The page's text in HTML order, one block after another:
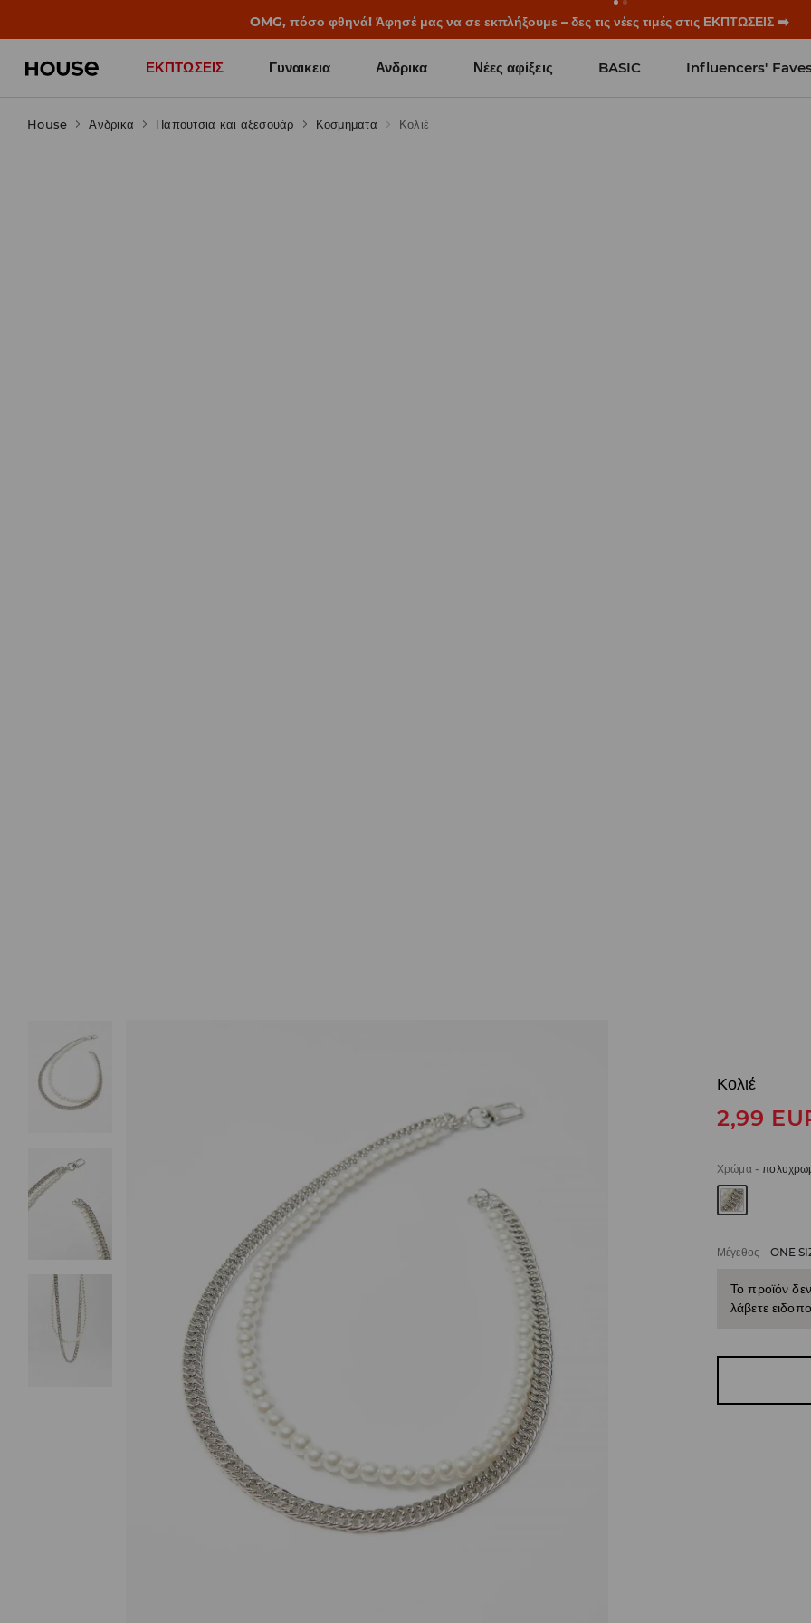
OMG, πόσο φθηνά! Άφησέ μας να σε εκπλήξουμε – δες τις νέες τιμές στις ΕΚΠΤΩΣΕΙΣ ➡️
ΕΚΠΤΩΣΕΙΣ Γυναικεια Ανδρικα Νέες αφίξεις BASIC Influencers'
House Ανδρικα Παπουτσια και αξεσουάρ Κοσμηματα Κολιέ
Κολιέ
2,99
Χρώμα-
Μέγεθος - ONE
Το προϊόν
λάβετε